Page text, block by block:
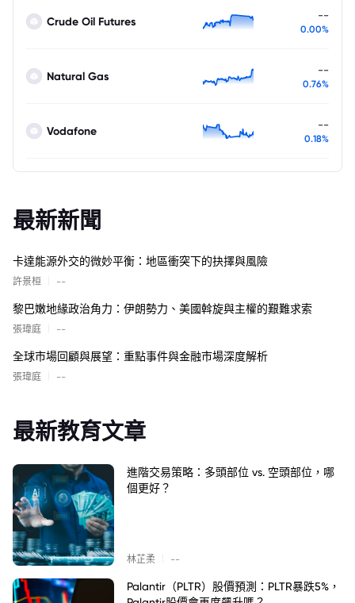
Crude Oil Futures --
0.00%
Natural Gas --
0.76%
Vodafone --
0.18%
最新新聞
卡達能源外交的微妙平衡：地區衝突下的抉擇與風險
許景桓 --
黎巴嫩地緣政治角力：伊朗勢力、美國斡旋與主權的艱難求索
張瑋庭 --
全球市場回顧與展望：重點事件與金融市場深度解析
張瑋庭 --
最新教育文章
進階交易策略：多頭部位 vs. 空頭部位，哪
個更好？
林芷柔 --
Palantir（PLTR）股價預測：PLTR暴跌5%，